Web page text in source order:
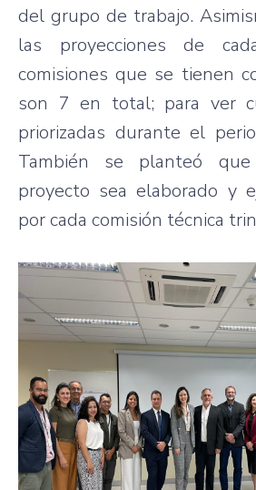
del grupo de trabajo.
las proyecciones de
comisiones que se tienen
son 7 en total; para ver
priorizadas durante el
También se planteó
proyecto sea elaborado y
por cada comisión técnica